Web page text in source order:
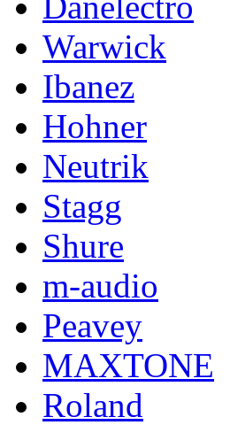
Warwick
Ibanez
Hohner
Neutrik
Stagg
Shure
m-audio
Peavey
MAXTONE
Roland